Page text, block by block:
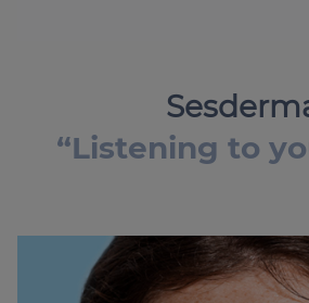
“Listening to